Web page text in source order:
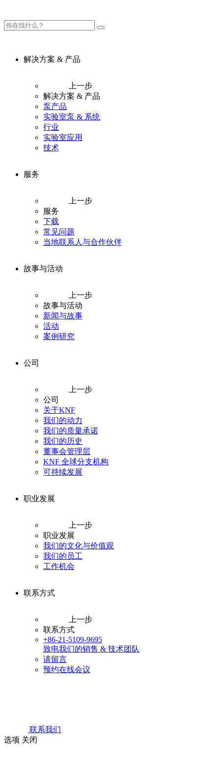
解决方案 & 产品
上一步
解决方案 & 产品
泵产品
实验室泵 & 系统
行业
实验室应用
技术
服务
上一步
服务
下载
常见问题
当地联系人与合作伙伴
故事与活动
上一步
故事与活动
新闻与故事
活动
案例研究
公司
上一步
公司
关于KNF
我们的动力
我们的质量承诺
我们的历史
董事会管理层
KNF 全球分支机构
可持续发展
职业发展
上一步
职业发展
我们的文化与价值观
我们的员工
工作机会
联系方式
上一步
联系方式
+86-21-5109-9695
致电我们的销售 & 技术团队
请留言
预约在线会议
联系我们
选项 关闭